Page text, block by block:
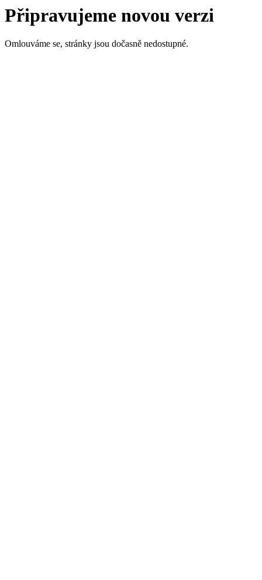
Připravujeme novou verzi
Omlouváme se, stránky jsou dočasně nedostupné.